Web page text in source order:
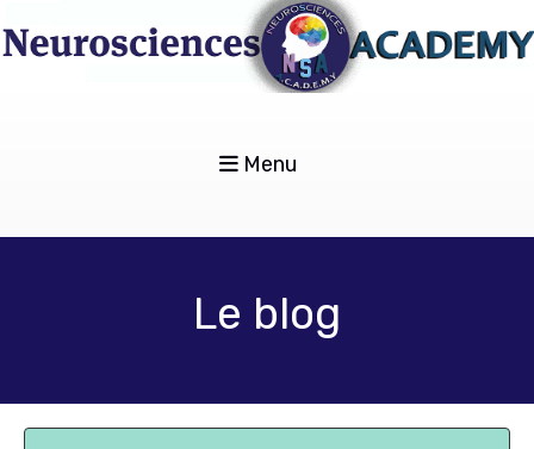
Menu
Le blog